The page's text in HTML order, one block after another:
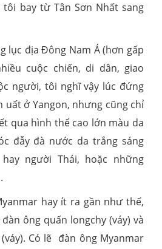
tôi bay từ Tân Sơn Nhất sang
lục địa Đông Nam Á (hơn gấp
cuộc chiến, di dân, giao
người, tôi nghĩ vậy lúc đứng
ở Yangon, nhưng cũng chỉ
qua hình thể cao lớn màu da
đẫy đà nước da trắng sáng
người Thái, hoặc những
hay ít ra gần như thế,
ông quấn longchy (váy) và
Có lẽ đàn ông Myanmar